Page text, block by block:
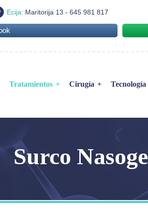
Ecija: Maritorija 13 - 645 981 817
Tratamientos
Ginecológica
Cirugía
Capilar
Tecnología
EMFACE
EMSCULPT
Surco